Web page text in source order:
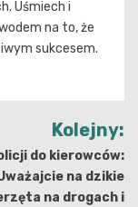
Uśmiech i
na to, że
sukcesem.
Kolejny:
do kierowców:
na dzikie
na drogach i